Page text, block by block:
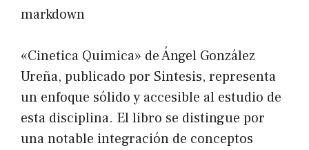
markdown
«Cinetica Quimica» de Ángel González
Ureña, publicado por Sintesis, representa
un enfoque sólido y accesible al estudio de
esta disciplina. El libro se distingue por
una notable integración de conceptos